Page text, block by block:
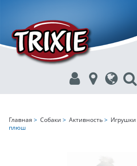
Главная > Собаки > Активность> Игрушки
плюш